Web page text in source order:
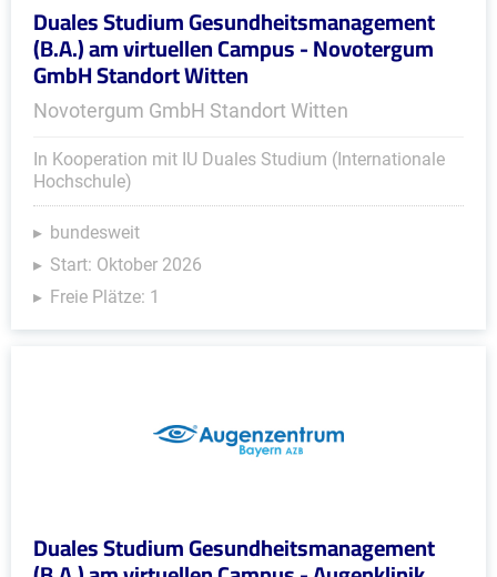
Duales Studium Gesundheitsmanagement
(B.A.) am virtuellen Campus - Novotergum
GmbH Standort Witten
Novotergum GmbH Standort Witten
In Kooperation mit IU Duales Studium (Internationale
Hochschule)
bundesweit
Start: Oktober 2026
Freie Plätze: 1
Duales Studium Gesundheitsmanagement